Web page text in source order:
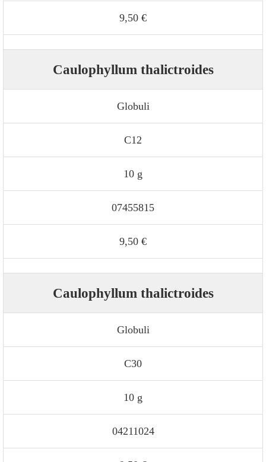
9,50 €
Caulophyllum thalictroides
Globuli
C12
10 g
07455815
9,50 €
Caulophyllum thalictroides
Globuli
C30
10 g
04211024